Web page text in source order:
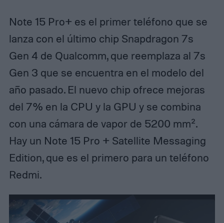
Note 15 Pro+ es el primer teléfono que se
lanza con el último chip Snapdragon 7s
Gen 4 de Qualcomm, que reemplaza al 7s
Gen 3 que se encuentra en el modelo del
año pasado. El nuevo chip ofrece mejoras
del 7% en la CPU y la GPU y se combina
con una cámara de vapor de 5200 mm².
Hay un Note 15 Pro + Satellite Messaging
Edition, que es el primero para un teléfono
Redmi.